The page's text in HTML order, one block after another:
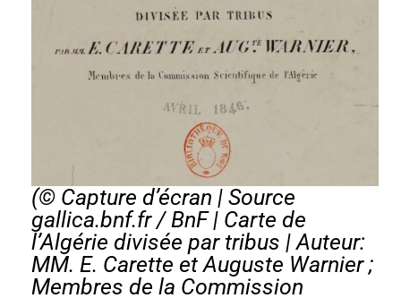
(© Capture d’écran | Source
gallica.bnf.fr / BnF | Carte de
l’Algérie divisée par tribus | Auteur:
MM. E. Carette et Auguste Warnier ;
Membres de la Commission